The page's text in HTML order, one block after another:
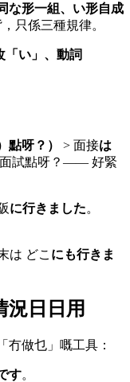
な形一組、い形自成
只係三種規律。
「い」、動詞
點呀？） > 面接は
試點呀？—— 好緊
に行きました。
は どこ にも行きま
況日日用
冇做乜」嘅工具：
す。